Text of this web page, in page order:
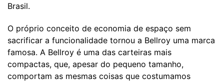
Brasil.
O próprio conceito de economia de espaço sem
sacrificar a funcionalidade tornou a Bellroy uma marca
famosa. A Bellroy é uma das carteiras mais
compactas, que, apesar do pequeno tamanho,
comportam as mesmas coisas que costumamos